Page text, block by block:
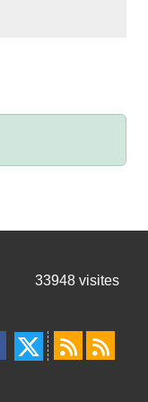
33948 visites